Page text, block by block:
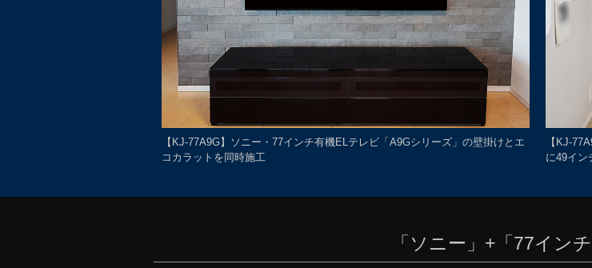
【KJ-77A9G】ソニー・77インチ有機ELテレビ「A9Gシリーズ」の壁掛けとエ
コカラットを同時施工
【KJ-
に49イン
「ソニー」+「77イン